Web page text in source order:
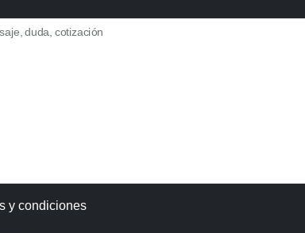
duda, cotización
y condiciones